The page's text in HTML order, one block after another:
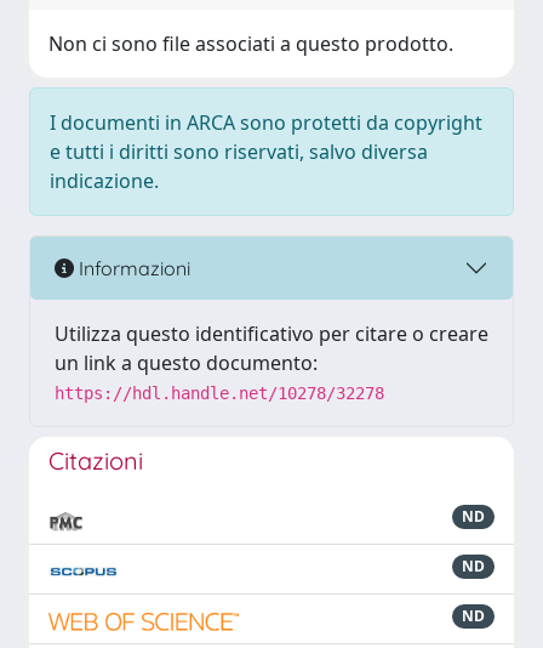
Non ci sono file associati a questo prodotto.
I documenti in ARCA sono protetti da copyright
e tutti i diritti sono riservati, salvo diversa
indicazione.
Informazioni
Utilizza questo identificativo per citare o creare
un link a questo documento:
https://hdl.handle.net/10278/32278
Citazioni
ND
ND
ND